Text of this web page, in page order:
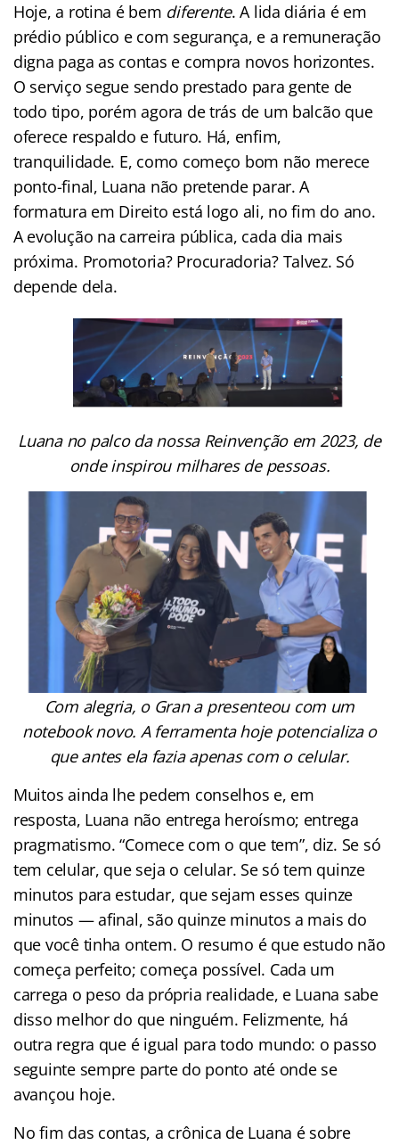
Hoje, a rotina é bem diferente. A lida diária é em
prédio público e com segurança, e a remuneração
digna paga as contas e compra novos horizontes.
O serviço segue sendo prestado para gente de
todo tipo, porém agora de trás de um balcão que
oferece respaldo e futuro. Há, enfim,
tranquilidade. E, como começo bom não merece
ponto-final, Luana não pretende parar. A
formatura em Direito está logo ali, no fim do ano.
A evolução na carreira pública, cada dia mais
próxima. Promotoria? Procuradoria? Talvez. Só
depende dela.
Luana no palco da nossa Reinvenção em 2023, de
onde inspirou milhares de pessoas.
Com alegria, o Gran a presenteou com um
notebook novo. A ferramenta hoje potencializa o
que antes ela fazia apenas com o celular.
Muitos ainda lhe pedem conselhos e, em
resposta, Luana não entrega heroísmo; entrega
pragmatismo. “Comece com o que tem”, diz. Se só
tem celular, que seja o celular. Se só tem quinze
minutos para estudar, que sejam esses quinze
minutos — afinal, são quinze minutos a mais do
que você tinha ontem. O resumo é que estudo não
começa perfeito; começa possível. Cada um
carrega o peso da própria realidade, e Luana sabe
disso melhor do que ninguém. Felizmente, há
outra regra que é igual para todo mundo: o passo
seguinte sempre parte do ponto até onde se
avançou hoje.
No fim das contas, a crônica de Luana é sobre